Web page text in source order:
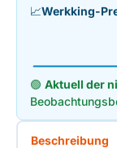
📈Werkking-
🟢 Aktuell der
Beschreibung